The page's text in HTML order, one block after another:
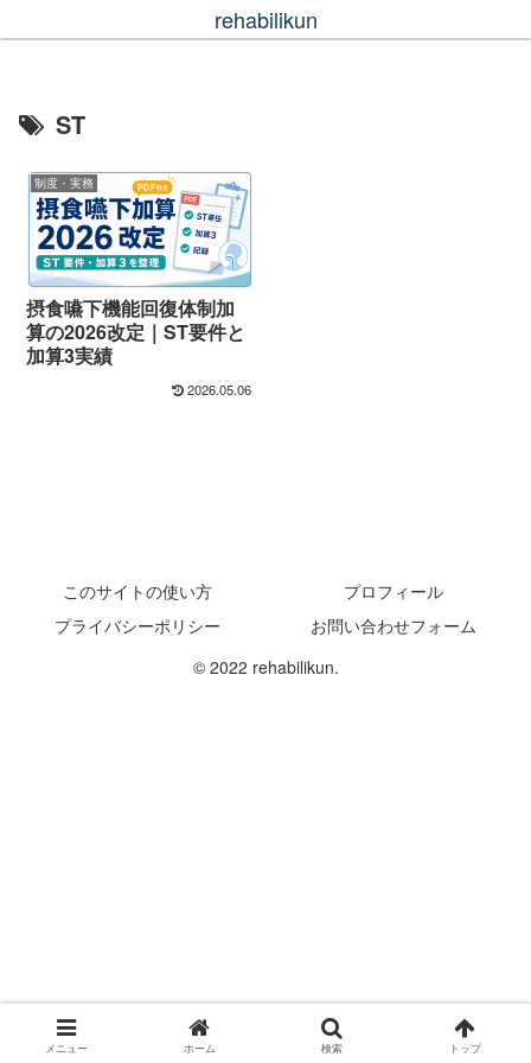
rehabilikun
ST
制度・実務
摂食嚥下機能回復体制加
算の2026改定｜ST要件と
加算3実績
2026.05.06
このサイトの使い方
プロフィール
プライバシーポリシー
お問い合わせフォーム
© 2022 rehabilikun.
メニュー ホーム 検索 トップ